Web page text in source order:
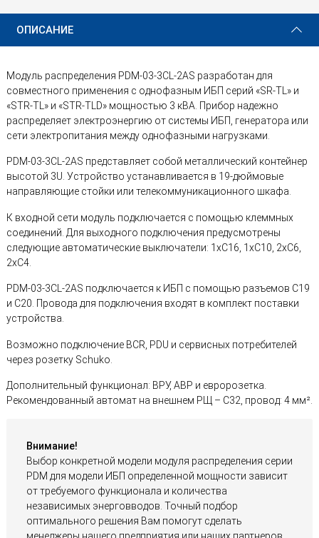
44 070 ₽ Купить
ОПИСАНИЕ
Модуль распределения PDM-03-3CL-2AS разработан для
совместного применения с однофазным ИБП серий «SR-TL» и
«STR-TL» и «STR-TLD» мощностью 3 кВА. Прибор надежно
распределяет электроэнергию от системы ИБП, генератора или
сети электропитания между однофазными нагрузками.
PDM-03-3CL-2AS представляет собой металлический контейнер
высотой 3U. Устройство устанавливается в 19-дюймовые
направляющие стойки или телекоммуникационного шкафа.
К входной сети модуль подключается с помощью клеммных
соединений. Для выходного подключения предусмотрены
следующие автоматические выключатели: 1хС16, 1хС10, 2хС6,
2хС4.
PDM-03-3CL-2AS подключается к ИБП с помощью разъемов С19
и С20. Провода для подключения входят в комплект поставки
устройства.
Возможно подключение BCR, PDU и сервисных потребителей
через розетку Schuko.
Дополнительный функционал: ВРУ, АВР и евророзетка.
Рекомендованный автомат на внешнем РЩ – С32, провод: 4 мм².
Внимание!
Выбор конкретной модели модуля распределения серии
PDM для модели ИБП определенной мощности зависит
от требуемого функционала и количества
независимых энерговводов. Точный подбор
оптимального решения Вам помогут сделать